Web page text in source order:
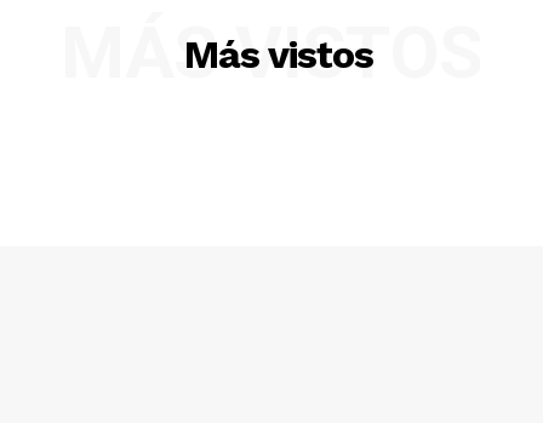
Más vistos
MÁS VISTOS